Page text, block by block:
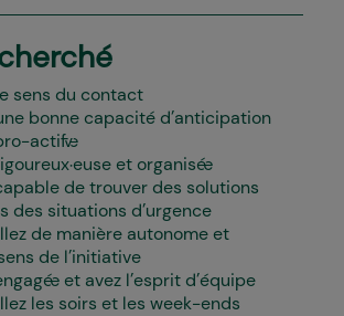
sens du contact
bonne capacité d’anticipation
actif·ve
et organisé·e
de trouver des solutions
des situations d’urgence
de manière autonome et
de l’initiative
et avez l’esprit d’équipe
les soirs et les week-ends